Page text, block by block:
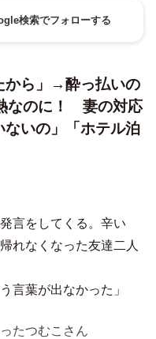
検索でフォローする
から」→酔っ払いの
なのに！ 妻の対応
いの」「ホテル泊
言をしてくる。辛い
なくなった友達二人
言葉が出なかった」
たつむこさん